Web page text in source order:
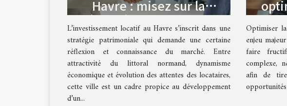
Havre : misez sur la
sécurité avec Lupsidia !
L’investissement locatif au Havre s’inscrit dans une
stratégie patrimoniale qui demande une certaine
réflexion et connaissance du marché. Entre
attractivité du littoral normand, dynamisme
économique et évolution des attentes des locataires,
cette ville est un cadre propice au développement
d’un...
Optimiser
enjeu
faire
complexe,
afin de